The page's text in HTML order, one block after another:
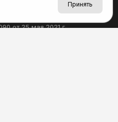
технологий и массовых
от 25 мая 2021 г.
Принять